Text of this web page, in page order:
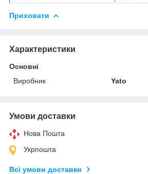
Приховати
Характеристики
Основні
Виробник
Yato
Умови доставки
Нова Пошта
Укрпошта
Всі умови доставки